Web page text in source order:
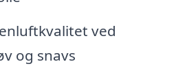
ved
og snavs